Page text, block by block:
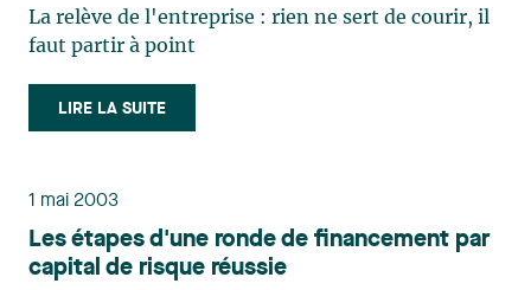
La relève de l'entreprise : rien ne sert de courir, il
faut partir à point
LIRE LA SUITE
1 mai 2003
Les étapes d'une ronde de financement par
capital de risque réussie